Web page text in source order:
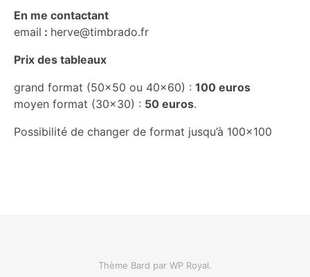
En me contactant
email : herve@timbrado.fr
Prix des tableaux
grand format (50×50 ou 40×60) : 100 euros
moyen format (30×30) : 50 euros.
Possibilité de changer de format jusqu’à 100×100
Thème Bard par WP Royal.